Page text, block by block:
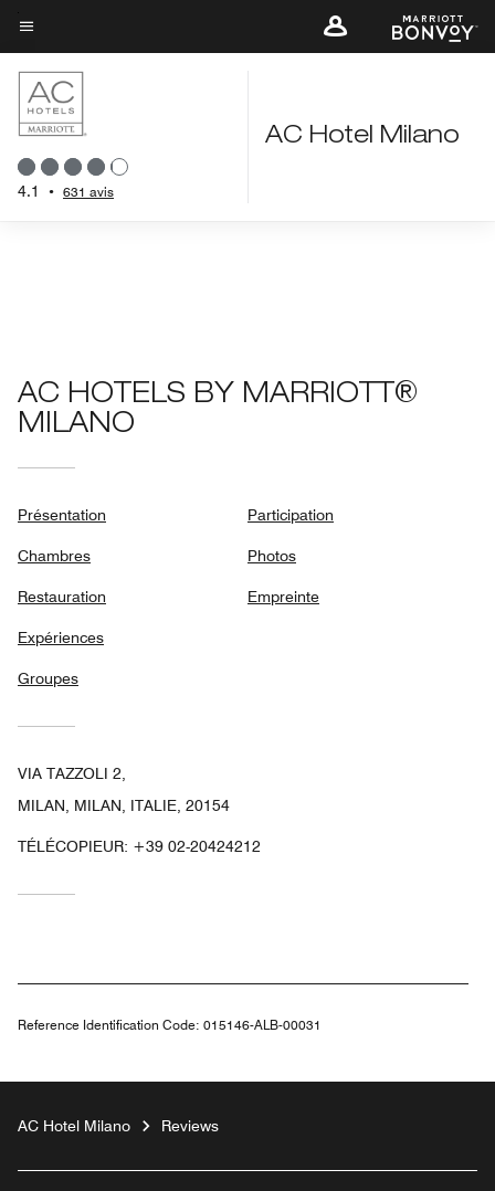
Skip
to
main
content
Texte du menu
4.1 • 631 avis
AC Hotel Milano
AC HOTELS BY MARRIOTT®
MILANO
Présentation
Chambres
Restauration
Expériences
Groupes
Participation
Photos
Empreinte
VIA TAZZOLI 2,
MILAN, MILAN, ITALIE, 20154
TÉLÉCOPIEUR: +39 02-20424212
Reference Identification Code: 015146-ALB-00031
AC Hotel Milano Reviews